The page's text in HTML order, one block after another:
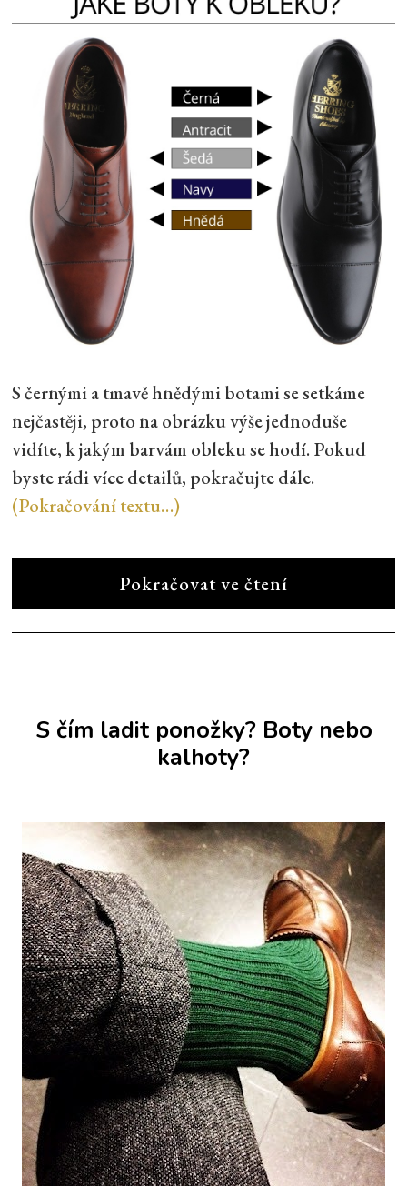
S černými a tmavě hnědými botami se setkáme
nejčastěji, proto na obrázku výše jednoduše
vidíte, k jakým barvám obleku se hodí. Pokud
byste rádi více detailů, pokračujte dále.
(Pokračování textu…)
Pokračovat ve čtení
S čím ladit ponožky? Boty nebo
kalhoty?